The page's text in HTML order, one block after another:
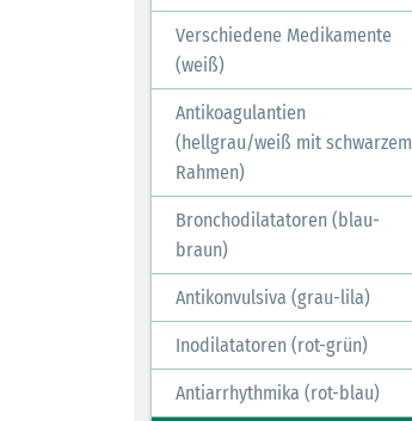
Verschiedene Medikamente
(weiß)
Antikoagulantien
(hellgrau/weiß mit schwarzem
Rahmen)
Bronchodilatatoren (blau-
braun)
Antikonvulsiva (grau-lila)
Inodilatatoren (rot-grün)
Antiarrhythmika (rot-blau)